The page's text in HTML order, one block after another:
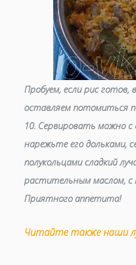
Пробуем, если рис готов,
оставляем потомиться
10. Сервировать можно с
нарежьте его дольками,
полукольцами сладкий
растительным маслом, с
Приятного аппетита!
Читайте также наши